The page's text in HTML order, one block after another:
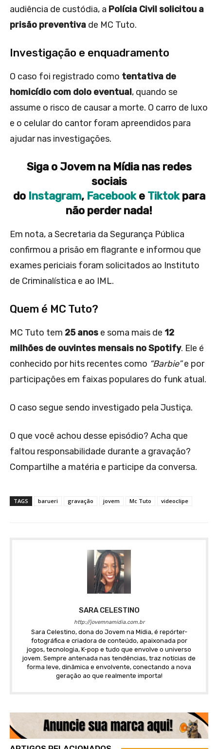
audiência de custódia, a Polícia Civil solicitou a
prisão preventiva de MC Tuto.
Investigação e enquadramento
O caso foi registrado como tentativa de
homicídio com dolo eventual, quando se
assume o risco de causar a morte. O carro de luxo
e o celular do cantor foram apreendidos para
ajudar nas investigações.
Siga o Jovem na Mídia nas redes
sociais
do Instagram, Facebooke Tiktokpara
não perder nada!
Em nota, a Secretaria da Segurança Pública
confirmou a prisão em flagrante e informou que
exames periciais foram solicitados ao Instituto
de Criminalística e ao IML.
Quem é MC Tuto?
MC Tuto tem 25 anos e soma mais de 12
milhões de ouvintes mensais no Spotify. Ele é
conhecido por hits recentes como “Barbie”e por
participações em faixas populares do funk atual.
O caso segue sendo investigado pela Justiça.
O que você achou desse episódio? Acha que
faltou responsabilidade durante a gravação?
Compartilhe a matéria e participe da conversa.
TAGS barueri gravação jovem Mc Tuto videoclipe
SARA CELESTINO
http://jovemnamidia.com.br
Sara Celestino, dona do Jovem na Mídia, é repórter-
fotográfica e criadora de conteúdo, apaixonada por
jogos, tecnologia, K-pop e tudo que envolve o universo
jovem. Sempre antenada nas tendências, traz notícias de
forma leve, dinâmica e envolvente, conectando a nova
geração ao que realmente importa!